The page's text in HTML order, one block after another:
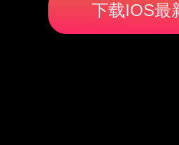
下载IOS最